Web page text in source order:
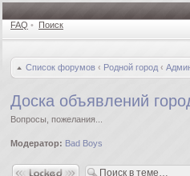
FAQ • Поиск
Список форумов ‹ Родной город ‹
Доска объявлений
Вопросы, пожелания...
Модератор: Bad Boys
Закрыто